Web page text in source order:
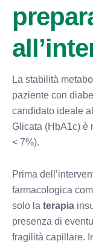
La stabilità
paziente con
candidato ideale
Glicata (HbA1c) è
< 7%).
Prima
farmacologica
solo la terapia
presenza di
fragilità capillare.